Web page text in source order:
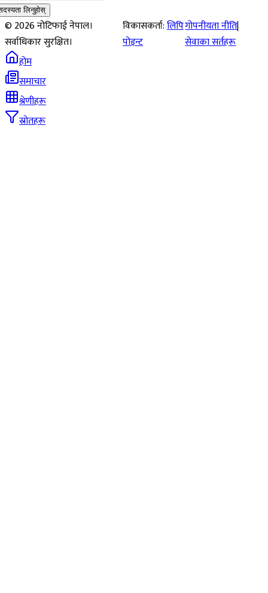
लिनुहोस्
©2026नोटिफाई नेपाल।
सर्वाधिकार सुरक्षित।
विकासकर्ता:लिपि
पोइन्ट
गोपनीयता नीति|
सेवाका सर्तहरू
होम
समाचार
श्रेणीहरू
स्रोतहरू